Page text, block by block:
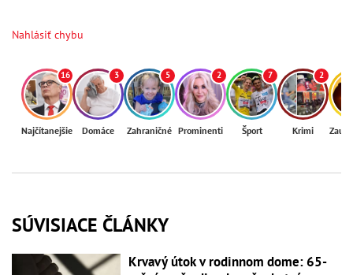
Nahlásiť chybu
16
Najčítanejšie
3
Domáce
5
Zahraničné
2
Prominenti
7
Šport
2
Krimi
SÚVISIACE ČLÁNKY
Krvavý útok v rodinnom dome: 65-